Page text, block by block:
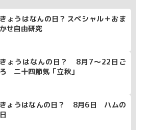
きょうはなんの日？スペシャル＋おま
かせ自由研究
きょうはなんの日？ 8月7～22日ご
ろ 二十四節気「立秋」
きょうはなんの日？ 8月6日 ハムの
日